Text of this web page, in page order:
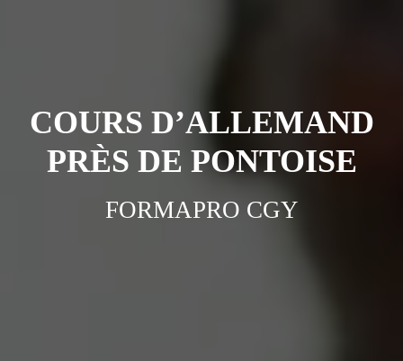
COURS D’ALLEMAND
PRÈS DE PONTOISE
FORMAPRO CGY